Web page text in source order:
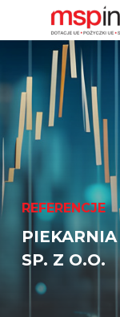
REFERENCJE
SP. Z O.O.